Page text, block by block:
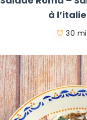
à
30